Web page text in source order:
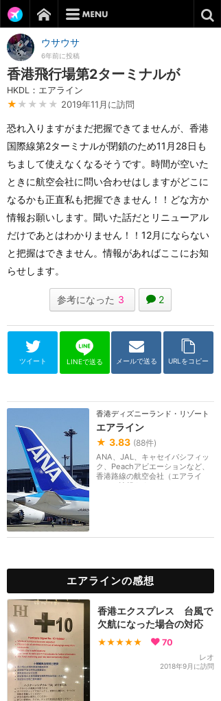
ウサウサ
6年前に投稿
香港飛行場第2ターミナルが
HKDL：エアライン
★ ★★★★ 2019年11月に訪問
恐れ入りますがまだ把握できてませんが、香港
国際線第2ターミナルが閉鎖のため11月28日も
ちまして使えなくなるそうです。時間が空いた
ときに航空会社に問い合わせはしますがどこに
なるかも正直私も把握できません！！どな方か
情報お願いします。聞いた話だとリニューアル
だけであとはわかりません！！12月にならない
と把握はできません。情報があればここにお知
らせします。
参考になった 3 2
ツイート LINEで送る メールで送る URLをコピー
香港ディズニーランド・リゾート
エアライン
★ 3.83 (88件)
ANA、JAL、キャセイパシフィッ
ク、Peachアビエーションなど、
香港路線の航空会社（エアライ
ン）の情報をまとめるカ...
エアラインの感想
香港エクスプレス 台風で
欠航になった場合の対応
★★★★★ 70
レオ
2018年9月に訪問